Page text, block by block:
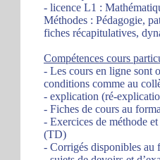
- licence L1 :
Méthodes : Pédagogie,
fiches récapitulatives,
Compétences cours
- Les cours en ligne sont
conditions comme au
- explication (ré-
- Fiches de cours au
- Exercices de méthode
(TD)
- Corrigés disponibles au